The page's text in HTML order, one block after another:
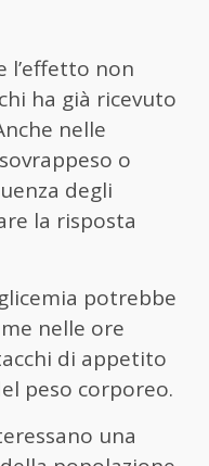
l’effetto non
ha già ricevuto
nelle
o
degli
la risposta
potrebbe
nelle ore
di appetito
peso corporeo.
una